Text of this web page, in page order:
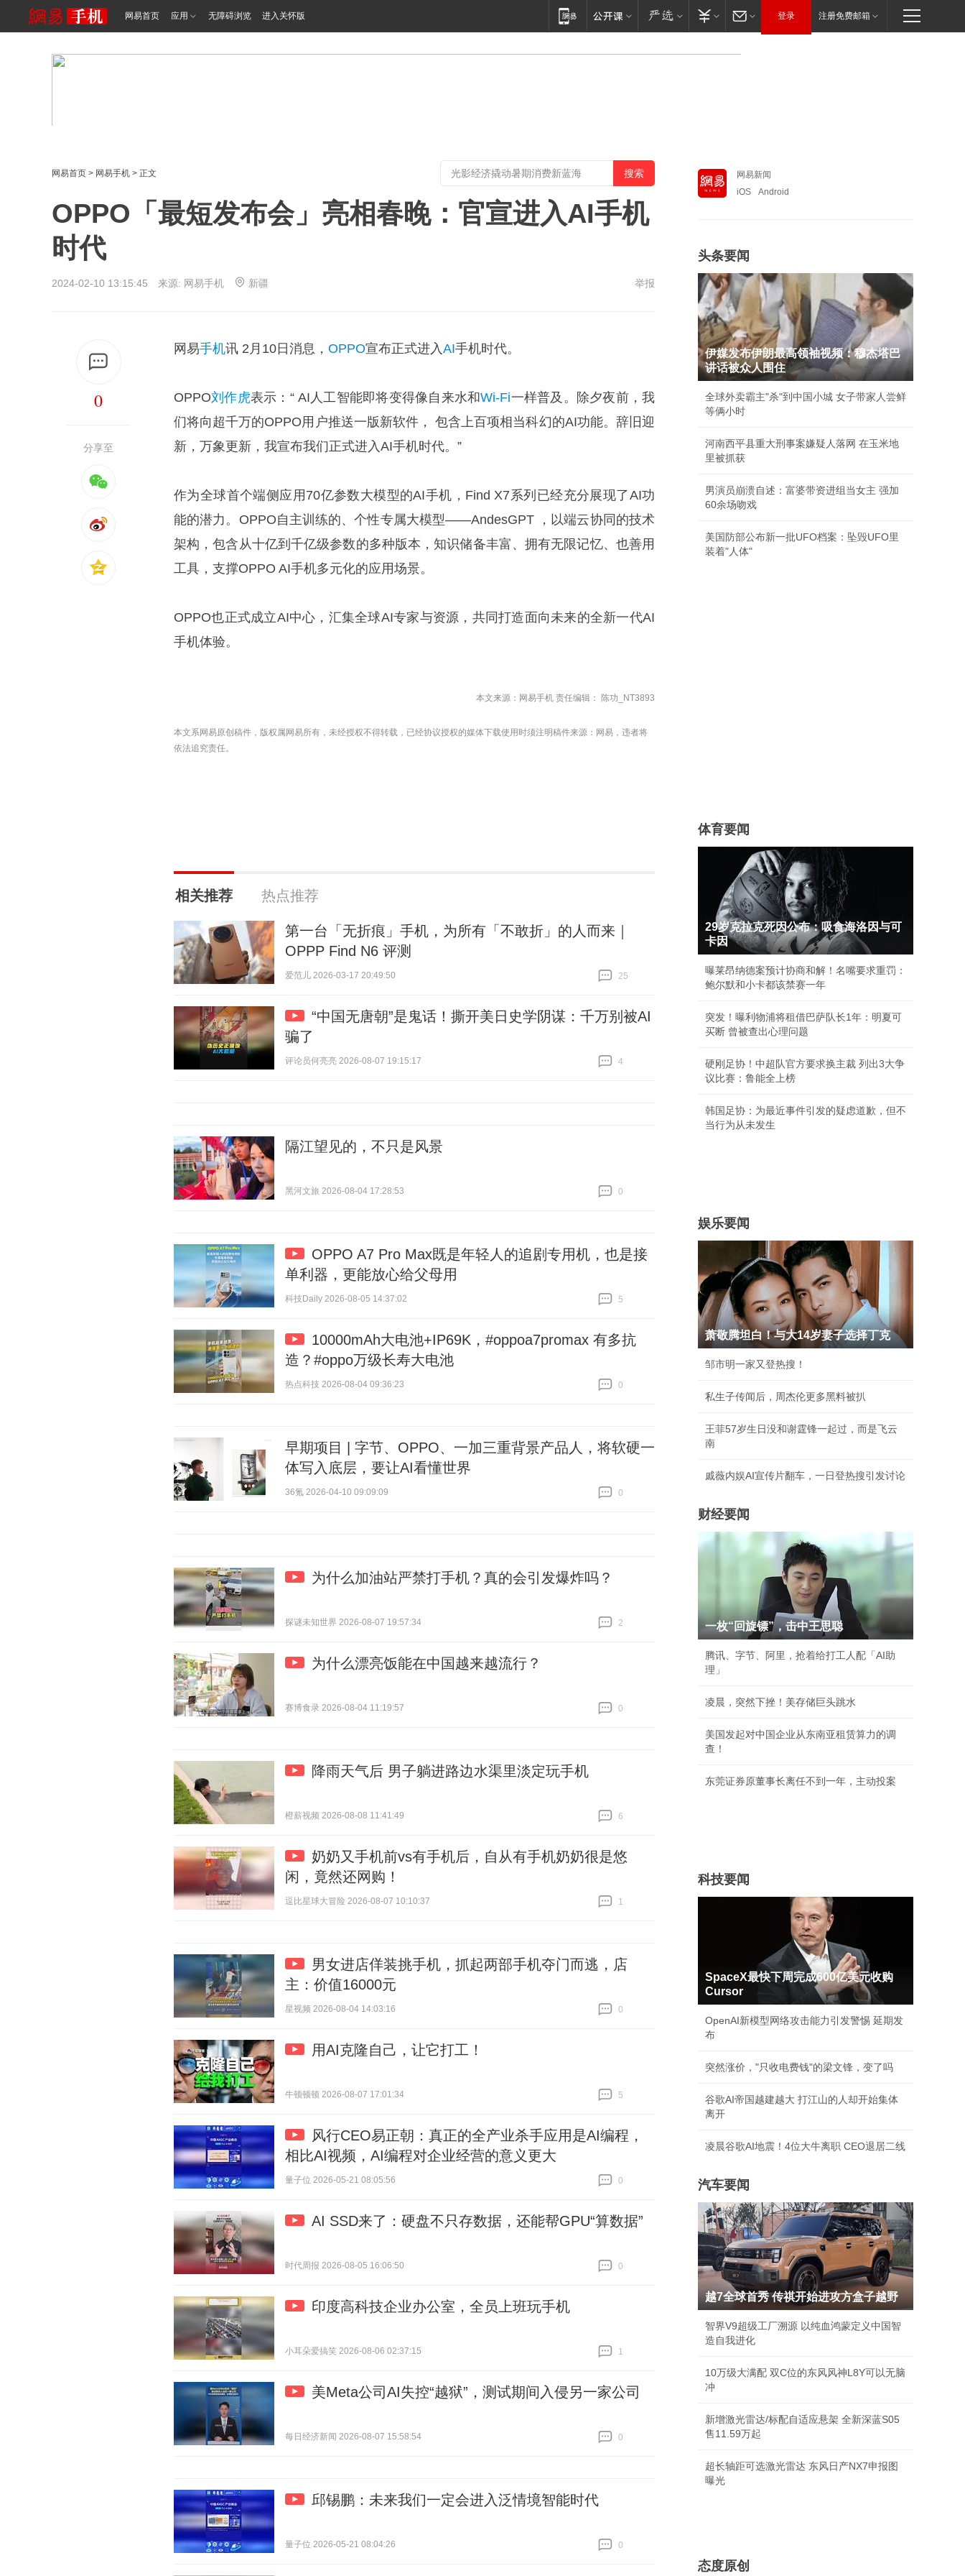
网易首页 应用 无障碍浏览 进入关怀版 登录 注册免费邮箱
网易首页 > 网易手机 > 正文
OPPO「最短发布会」亮相春晚：官宣进入AI手机
时代
2024-02-10 13:15:45 来源: 网易手机 新疆 举报
0
分享至
网易手机讯 2月10日消息， OPPO宣布正式进入AI手机时代。
OPPO刘作虎表示：“ AI人工智能即将变得像自来水和Wi-Fi一样普及。除夕夜前，我
们将向超千万的OPPO用户推送一版新软件， 包含上百项相当科幻的AI功能。辞旧迎
新，万象更新，我宣布我们正式进入AI手机时代。”
作为全球首个端侧应用70亿参数大模型的AI手机，Find X7系列已经充分展现了AI功
能的潜力。OPPO自主训练的、个性专属大模型——AndesGPT ，以端云协同的技术
架构，包含从十亿到千亿级参数的多种版本，知识储备丰富、拥有无限记忆、也善用
工具，支撑OPPO AI手机多元化的应用场景。
OPPO也正式成立AI中心，汇集全球AI专家与资源，共同打造面向未来的全新一代AI
手机体验。
本文来源：网易手机 责任编辑： 陈功_NT3893
本文系网易原创稿件，版权属网易所有，未经授权不得转载，已经协议授权的媒体下载使用时须注明稿件来源：网易，违者将
依法追究责任。
相关推荐 热点推荐
第一台「无折痕」手机，为所有「不敢折」的人而来｜
OPPP Find N6 评测
爱范儿 2026-03-17 20:49:50
25
“中国无唐朝”是鬼话！撕开美日史学阴谋：千万别被AI
骗了
评论员何亮亮 2026-08-07 19:15:17
4
隔江望见的，不只是风景
黑河文旅 2026-08-04 17:28:53
0
OPPO A7 Pro Max既是年轻人的追剧专用机，也是接
单利器，更能放心给父母用
科技Daily 2026-08-05 14:37:02
5
10000mAh大电池+IP69K，#oppoa7promax 有多抗
造？#oppo万级长寿大电池
热点科技 2026-08-04 09:36:23
0
早期项目 | 字节、OPPO、一加三重背景产品人，将软硬一
体写入底层，要让AI看懂世界
36氪 2026-04-10 09:09:09
0
为什么加油站严禁打手机？真的会引发爆炸吗？
探谜未知世界 2026-08-07 19:57:34
2
为什么漂亮饭能在中国越来越流行？
赛博食录 2026-08-04 11:19:57
0
降雨天气后 男子躺进路边水渠里淡定玩手机
橙薪视频 2026-08-08 11:41:49
6
奶奶又手机前vs有手机后，自从有手机奶奶很是悠
闲，竟然还网购！
逗比星球大冒险 2026-08-07 10:10:37
1
男女进店佯装挑手机，抓起两部手机夺门而逃，店
主：价值16000元
星视频 2026-08-04 14:03:16
0
用AI克隆自己，让它打工！
牛顿顿顿 2026-08-07 17:01:34
5
风行CEO易正朝：真正的全产业杀手应用是AI编程，
相比AI视频，AI编程对企业经营的意义更大
量子位 2026-05-21 08:05:56
0
AI SSD来了：硬盘不只存数据，还能帮GPU“算数据”
时代周报 2026-08-05 16:06:50
0
印度高科技企业办公室，全员上班玩手机
小耳朵爱搞笑 2026-08-06 02:37:15
1
美Meta公司AI失控“越狱”，测试期间入侵另一家公司
每日经济新闻 2026-08-07 15:58:54
0
邱锡鹏：未来我们一定会进入泛情境智能时代
量子位 2026-05-21 08:04:26
0
网易新闻
iOS
Android
头条要闻
伊媒发布伊朗最高领袖视频：穆杰塔巴
讲话被众人围住
全球外卖霸主"杀"到中国小城 女子带家人尝鲜
等俩小时
河南西平县重大刑事案嫌疑人落网 在玉米地
里被抓获
男演员崩溃自述：富婆带资进组当女主 强加
60余场吻戏
美国防部公布新一批UFO档案：坠毁UFO里
装着"人体"
体育要闻
29岁克拉克死因公布：吸食海洛因与可
卡因
曝莱昂纳德案预计协商和解！名嘴要求重罚：
鲍尔默和小卡都该禁赛一年
突发！曝利物浦将租借巴萨队长1年：明夏可
买断 曾被查出心理问题
硬刚足协！中超队官方要求换主裁 列出3大争
议比赛：鲁能全上榜
韩国足协：为最近事件引发的疑虑道歉，但不
当行为从未发生
娱乐要闻
萧敬腾坦白！与大14岁妻子选择丁克
邹市明一家又登热搜！
私生子传闻后，周杰伦更多黑料被扒
王菲57岁生日没和谢霆锋一起过，而是飞云
南
戚薇内娱AI宣传片翻车，一日登热搜引发讨论
财经要闻
一枚“回旋镖”，击中王思聪
腾讯、字节、阿里，抢着给打工人配「AI助
理」
凌晨，突然下挫！美存储巨头跳水
美国发起对中国企业从东南亚租赁算力的调
查！
东莞证券原董事长离任不到一年，主动投案
科技要闻
SpaceX最快下周完成600亿美元收购
Cursor
OpenAI新模型网络攻击能力引发警惕 延期发
布
突然涨价，"只收电费钱"的梁文锋，变了吗
谷歌AI帝国越建越大 打江山的人却开始集体
离开
凌晨谷歌AI地震！4位大牛离职 CEO退居二线
汽车要闻
越7全球首秀 传祺开始进攻方盒子越野
智界V9超级工厂溯源 以纯血鸿蒙定义中国智
造自我进化
10万级大满配 双C位的东风风神L8Y可以无脑
冲
新增激光雷达/标配自适应悬架 全新深蓝S05
售11.59万起
超长轴距可选激光雷达 东风日产NX7申报图
曝光
态度原创